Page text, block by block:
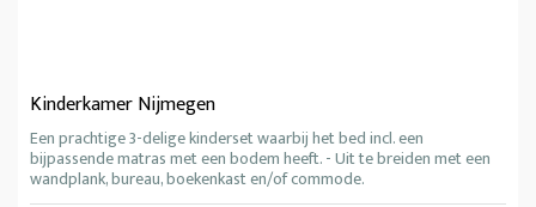
Kinderkamer Nijmegen
Een prachtige 3-delige kinderset waarbij het bed incl. een
bijpassende matras met een bodem heeft. - Uit te breiden met een
wandplank, bureau, boekenkast en/of commode.